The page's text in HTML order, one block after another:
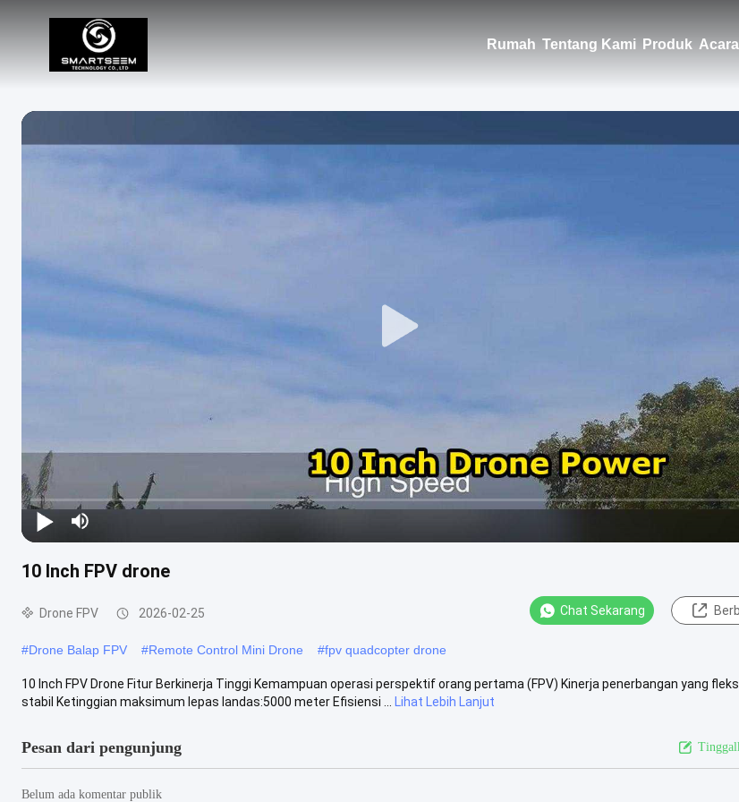
Rumah Tentang Kami Produk Acara
10 Inch FPV drone
Drone FPV 2026-02-25 Chat Sekarang
#Drone Balap FPV #Remote Control Mini Drone #fpv quadcopter drone
10 Inch FPV Drone Fitur Berkinerja Tinggi Kemampuan operasi perspektif orang pertama (FPV) Kinerja penerbangan yang
stabil Ketinggian maksimum lepas landas:5000 meter Efisiensi ...
Lihat Lebih Lanjut
Pesan dari pengunjung
Belum ada komentar publik